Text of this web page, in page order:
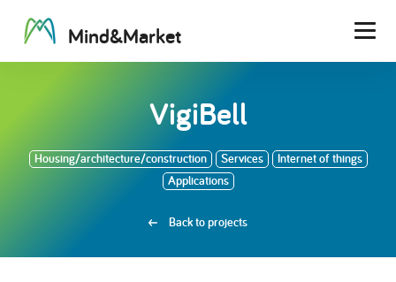
Mind&Market
VigiBell
Housing/architecture/construction Services
Internet of things
Applications
Back to projects